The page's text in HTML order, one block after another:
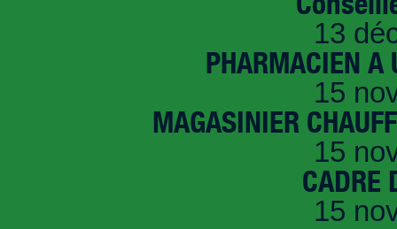
13
PHARMACIEN A
15
MAGASINIER
15
CADRE
15